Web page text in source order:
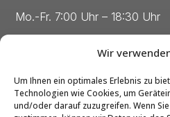
Wir
Um Ihnen ein optimales Erlebnis zu
Technologien wie Cookies, um
und/oder darauf zuzugreifen. Wenn
Mo.-Fr. 7:00 Uhr – 18:30 Uhr